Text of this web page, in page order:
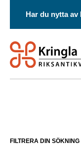
Har du nytta av
FILTRERA DIN SÖKNING